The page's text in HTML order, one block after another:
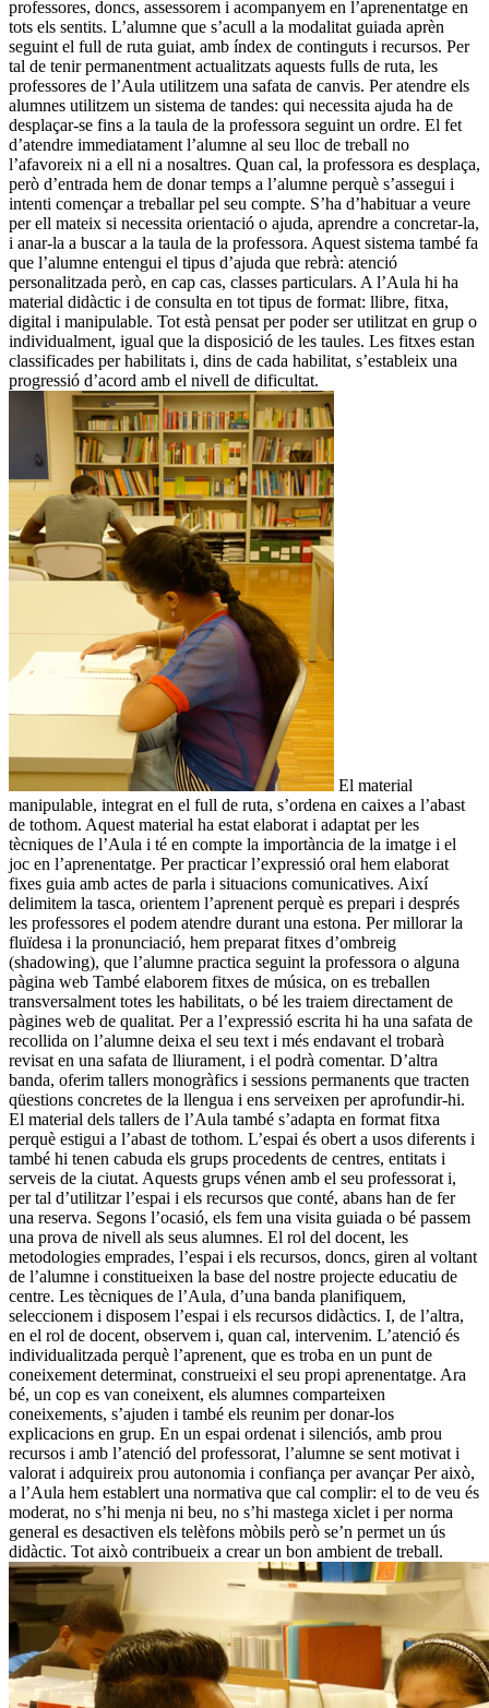
professores, doncs, assessorem i acompanyem en l’aprenentatge en
tots els sentits. L’alumne que s’acull a la modalitat guiada aprèn
seguint el full de ruta guiat, amb índex de continguts i recursos. Per
tal de tenir permanentment actualitzats aquests fulls de ruta, les
professores de l’Aula utilitzem una safata de canvis. Per atendre els
alumnes utilitzem un sistema de tandes: qui necessita ajuda ha de
desplaçar-se fins a la taula de la professora seguint un ordre. El fet
d’atendre immediatament l’alumne al seu lloc de treball no
l’afavoreix ni a ell ni a nosaltres. Quan cal, la professora es desplaça,
però d’entrada hem de donar temps a l’alumne perquè s’assegui i
intenti començar a treballar pel seu compte. S’ha d’habituar a veure
per ell mateix si necessita orientació o ajuda, aprendre a concretar-la,
i anar-la a buscar a la taula de la professora. Aquest sistema també fa
que l’alumne entengui el tipus d’ajuda que rebrà: atenció
personalitzada però, en cap cas, classes particulars. A l’Aula hi ha
material didàctic i de consulta en tot tipus de format: llibre, fitxa,
digital i manipulable. Tot està pensat per poder ser utilitzat en grup o
individualment, igual que la disposició de les taules. Les fitxes estan
classificades per habilitats i, dins de cada habilitat, s’estableix una
progressió d’acord amb el nivell de dificultat.
El material
manipulable, integrat en el full de ruta, s’ordena en caixes a l’abast
de tothom. Aquest material ha estat elaborat i adaptat per les
tècniques de l’Aula i té en compte la importància de la imatge i el
joc en l’aprenentatge. Per practicar l’expressió oral hem elaborat
fixes guia amb actes de parla i situacions comunicatives. Així
delimitem la tasca, orientem l’aprenent perquè es prepari i després
les professores el podem atendre durant una estona. Per millorar la
fluïdesa i la pronunciació, hem preparat fitxes d’ombreig
(shadowing), que l’alumne practica seguint la professora o alguna
pàgina web També elaborem fitxes de música, on es treballen
transversalment totes les habilitats, o bé les traiem directament de
pàgines web de qualitat. Per a l’expressió escrita hi ha una safata de
recollida on l’alumne deixa el seu text i més endavant el trobarà
revisat en una safata de lliurament, i el podrà comentar. D’altra
banda, oferim tallers monogràfics i sessions permanents que tracten
qüestions concretes de la llengua i ens serveixen per aprofundir-hi.
El material dels tallers de l’Aula també s’adapta en format fitxa
perquè estigui a l’abast de tothom. L’espai és obert a usos diferents i
també hi tenen cabuda els grups procedents de centres, entitats i
serveis de la ciutat. Aquests grups vénen amb el seu professorat i,
per tal d’utilitzar l’espai i els recursos que conté, abans han de fer
una reserva. Segons l’ocasió, els fem una visita guiada o bé passem
una prova de nivell als seus alumnes. El rol del docent, les
metodologies emprades, l’espai i els recursos, doncs, giren al voltant
de l’alumne i constitueixen la base del nostre projecte educatiu de
centre. Les tècniques de l’Aula, d’una banda planifiquem,
seleccionem i disposem l’espai i els recursos didàctics. I, de l’altra,
en el rol de docent, observem i, quan cal, intervenim. L’atenció és
individualitzada perquè l’aprenent, que es troba en un punt de
coneixement determinat, construeixi el seu propi aprenentatge. Ara
bé, un cop es van coneixent, els alumnes comparteixen
coneixements, s’ajuden i també els reunim per donar-los
explicacions en grup. En un espai ordenat i silenciós, amb prou
recursos i amb l’atenció del professorat, l’alumne se sent motivat i
valorat i adquireix prou autonomia i confiança per avançar Per això,
a l’Aula hem establert una normativa que cal complir: el to de veu és
moderat, no s’hi menja ni beu, no s’hi mastega xiclet i per norma
general es desactiven els telèfons mòbils però se’n permet un ús
didàctic. Tot això contribueix a crear un bon ambient de treball.